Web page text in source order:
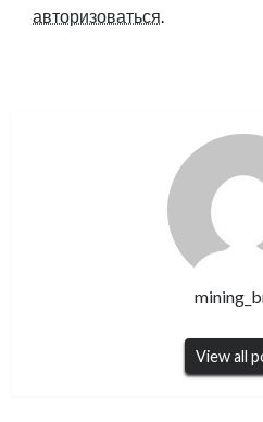
авторизоваться.
View all